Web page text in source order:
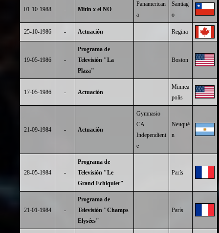
01-10-1988 - Mitin x el NO
Panamerican
a
Santiag
o
25-10-1986 - Actuación Regina
19-05-1986 -
Programa de
Televisión "La
Plaza"
Boston
17-05-1986 - Actuación
Minnea
polis
21-09-1984 - Actuación
Gymnasio
CA
Independient
e
Neuqué
n
28-05-1984 -
Programa de
Televisión "Le
Grand Echiquier"
París
21-01-1984 -
Programa de
Televisión "Champs
Elysées"
París